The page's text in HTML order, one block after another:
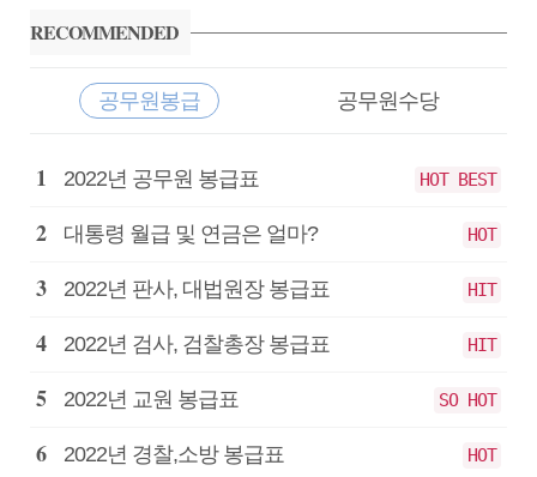
RECOMMENDED
공무원봉급 공무원수당
공
원
급
2022년 공무원 봉급표 HOT BEST
대통령 월급 및 연금은 얼마? HOT
2022년 판사, 대법원장 봉급표 HIT
2022년 검사, 검찰총장 봉급표 HIT
2022년 교원 봉급표 SO HOT
2022년 경찰,소방 봉급표 HOT